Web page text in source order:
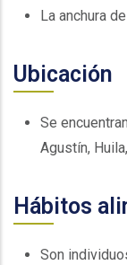
La anchura
Ubicación
Se
Agustín,
Hábitos
Son